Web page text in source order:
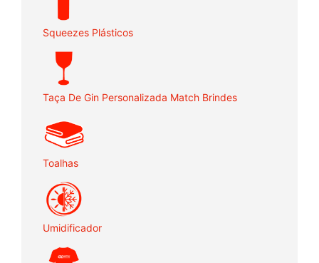
Squeezes Plásticos
Taça De Gin Personalizada Match Brindes
Toalhas
Umidificador